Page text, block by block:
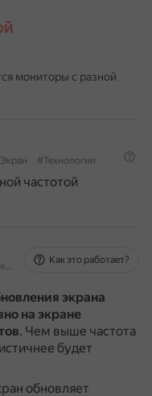
мониторы с разной
#Технологии
частотой
На основе источников, возможны неточности
Как это работает?
экрана
на экране
. Чем выше частота
будет
обновляет